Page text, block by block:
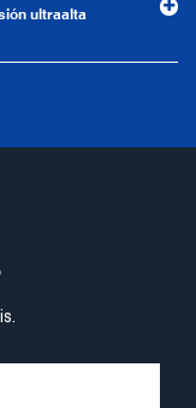
ultraalta